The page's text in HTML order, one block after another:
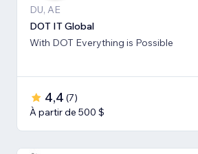
DU, AE
DOT IT Global
With DOT Everything is Possible
4,4 (7)
À partir de 500 $